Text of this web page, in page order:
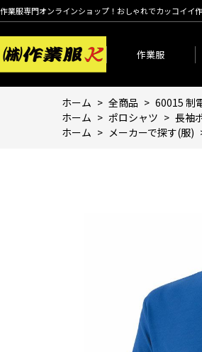
作業服専門オンラインショップ！おしゃれでカッコイイ
作業服
ホーム > 全商品 > 60015 制
ホーム > ポロシャツ > 長袖
ホーム > メーカーで探す(服)